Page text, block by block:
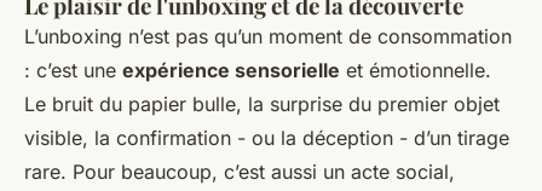
L’unboxing n’est pas qu’un moment de consommation
: c’est une expérience sensorielle et émotionnelle.
Le bruit du papier bulle, la surprise du premier objet
visible, la confirmation - ou la déception - d’un tirage
rare. Pour beaucoup, c’est aussi un acte social,